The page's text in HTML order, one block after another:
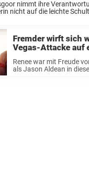
nimmt ihre
nicht auf die leichte
Fremder wirft sich
Vegas-Attacke auf
um die Welt
Renee war mit Freude
als Jason Aldean in